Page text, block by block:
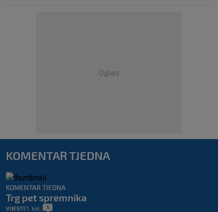
Oglas
KOMENTAR TJEDNA
KOMENTAR TJEDNA
Trg pet spremnika
VIJESTI 1. kol. 5